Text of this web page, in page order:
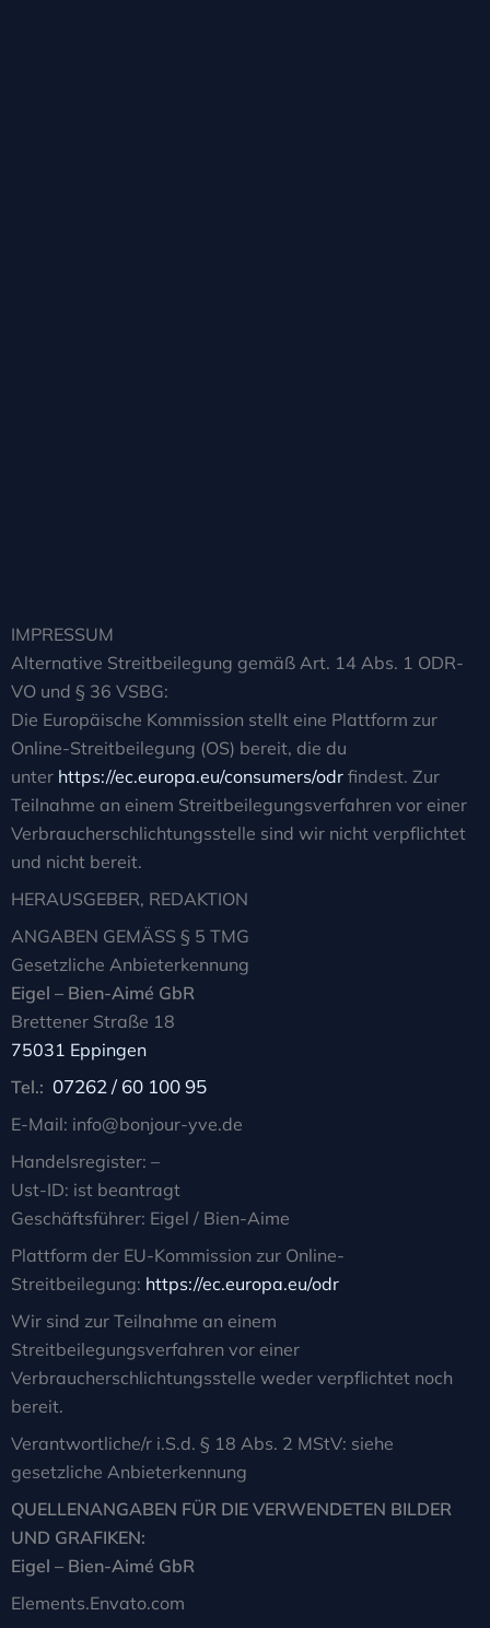
IMPRESSUM
Alternative Streitbeilegung gemäß Art. 14 Abs. 1 ODR-
VO und § 36 VSBG:
Die Europäische Kommission stellt eine Plattform zur
Online-Streitbeilegung (OS) bereit, die du
unter https://ec.europa.eu/consumers/odr findest. Zur
Teilnahme an einem Streitbeilegungsverfahren vor einer
Verbraucherschlichtungsstelle sind wir nicht verpflichtet
und nicht bereit.
HERAUSGEBER, REDAKTION
ANGABEN GEMÄSS § 5 TMG
Gesetzliche Anbieterkennung
Eigel – Bien-Aimé GbR
Brettener Straße 18
75031 Eppingen
Tel.: 07262 / 60 100 95
E-Mail: info@bonjour-yve.de
Handelsregister: –
Ust-ID: ist beantragt
Geschäftsführer: Eigel / Bien-Aime
Plattform der EU-Kommission zur Online-
Streitbeilegung: https://ec.europa.eu/odr
Wir sind zur Teilnahme an einem
Streitbeilegungsverfahren vor einer
Verbraucherschlichtungsstelle weder verpflichtet noch
bereit.
Verantwortliche/r i.S.d. § 18 Abs. 2 MStV: siehe
gesetzliche Anbieterkennung
QUELLENANGABEN FÜR DIE VERWENDETEN BILDER
UND GRAFIKEN:
Eigel – Bien-Aimé GbR
Elements.Envato.com